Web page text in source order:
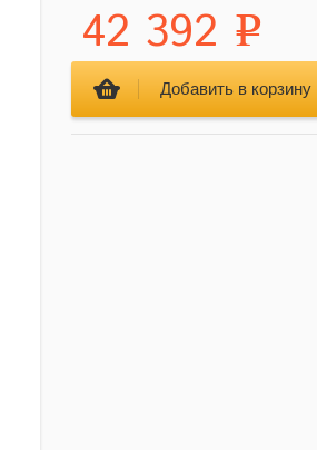
42 392 Р